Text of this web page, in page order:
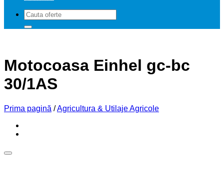
Caută
după:
Motocoasa Einhel gc-bc
30/1AS
Prima pagină /Agricultura & Utilaje Agricole